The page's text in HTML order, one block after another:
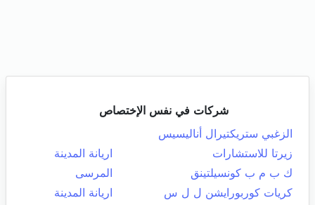
شركات في نفس الإختصاص
الزغبي ستريكتيرال أناليسيس
زيرتا للاستشارات
اريانة المدينة
ك ب م ب كونسيلتينق
المرسى
كريات كوربورايشن ل ل س
اريانة المدينة